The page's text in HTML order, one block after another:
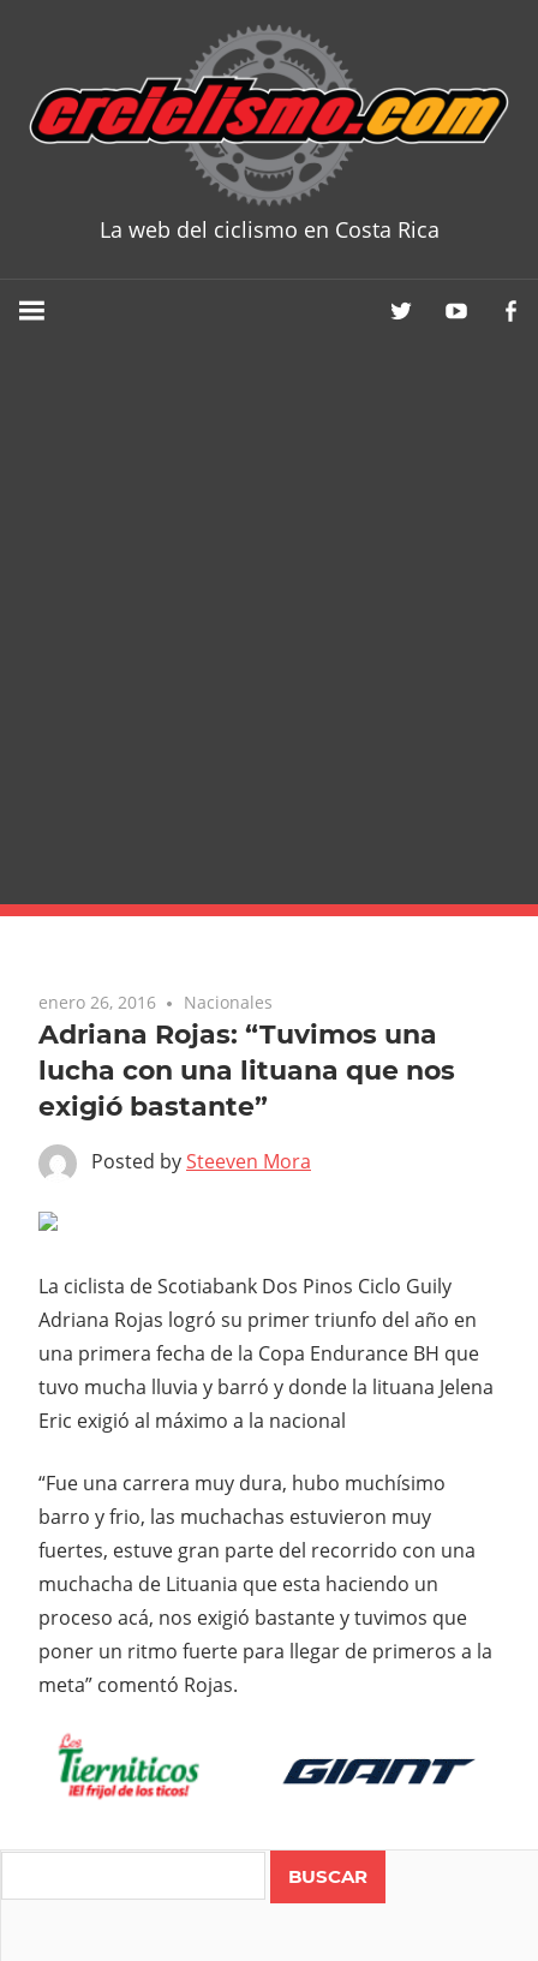
content
La web del ciclismo en Costa Rica
enero 26, 2016 Nacionales
Adriana Rojas: “Tuvimos una
lucha con una lituana que nos
exigió bastante”
Posted bySteeven Mora
La ciclista de Scotiabank Dos Pinos Ciclo Guily
Adriana Rojas logró su primer triunfo del año en
una primera fecha de la Copa Endurance BH que
tuvo mucha lluvia y barró y donde la lituana Jelena
Eric exigió al máximo a la nacional
“Fue una carrera muy dura, hubo muchísimo
barro y frio, las muchachas estuvieron muy
fuertes, estuve gran parte del recorrido con una
muchacha de Lituania que esta haciendo un
proceso acá, nos exigió bastante y tuvimos que
poner un ritmo fuerte para llegar de primeros a la
meta” comentó Rojas.